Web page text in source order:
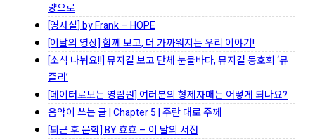
량으로
[영사실] by Frank – HOPE
[이달의 영상] 함께 보고, 더 가까워지는 우리 이야기!
[소식 나눠요!!] 뮤지컬 보고 단체 눈물바다, 뮤지컬 동호회 ‘뮤
즐리’
[데이터로보는 영림원] 여러분의 형제자매는 어떻게 되나요?
음악이 쓰는 글 | Chapter 5 | 주란 대로 주께
[퇴근 후 문학] BY 효효 – 이 달의 서점